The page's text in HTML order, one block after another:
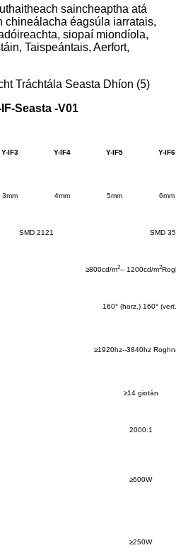
saincheaptha atá
chineálacha éagsúla iarratais,
siopaí miondíola,
Taispeántais, Aerfort,
Seasta -V01
Y-IF3 Y-IF4 Y-IF5 Y-IF6
3mm 4mm 5mm 6mm
SMD 2121 SMD
≥800cd/m2-- 1200cd/m2
160° (horz.) 160°
≥1920hz--3840hz
≥14 giotán
2000:1
≥600W
≥250W